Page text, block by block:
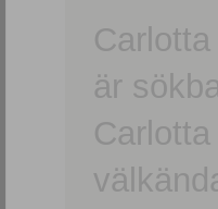
är